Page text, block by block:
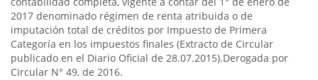
2017 denominado régimen de renta atribuida o de
imputación total de créditos por Impuesto de Primera
Categoría en los impuestos finales (Extracto de Circular
publicado en el Diario Oficial de 28.07.2015).Derogada por
Circular N° 49, de 2016.